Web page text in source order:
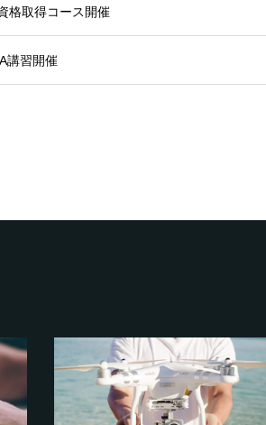
格取得コース開催
講習開催